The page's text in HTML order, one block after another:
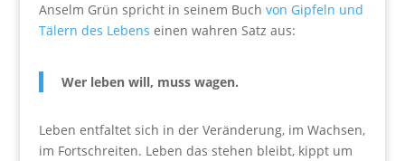
Anselm Grün spricht in seinem Buch von Gipfeln und
Tälern des Lebens einen wahren Satz aus:
Wer leben will, muss wagen.
Leben entfaltet sich in der Veränderung, im Wachsen,
im Fortschreiten. Leben das stehen bleibt, kippt um